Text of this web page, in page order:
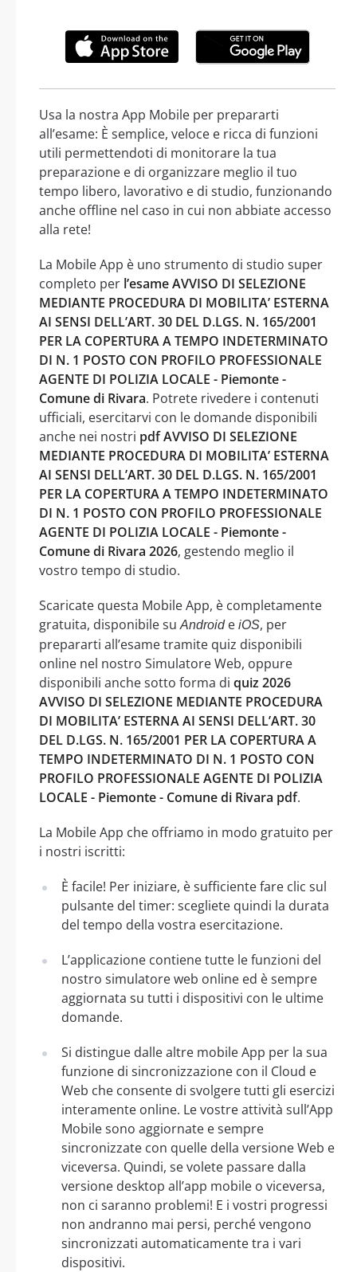
Usa la nostra App Mobile per prepararti
all’esame: È semplice, veloce e ricca di funzioni
utili permettendoti di monitorare la tua
preparazione e di organizzare meglio il tuo
tempo libero, lavorativo e di studio, funzionando
anche offline nel caso in cui non abbiate accesso
alla rete!
La Mobile App è uno strumento di studio super
completo per l’esame AVVISO DI SELEZIONE
MEDIANTE PROCEDURA DI MOBILITA’ ESTERNA
AI SENSI DELL’ART. 30 DEL D.LGS. N. 165/2001
PER LA COPERTURA A TEMPO INDETERMINATO
DI N. 1 POSTO CON PROFILO PROFESSIONALE
AGENTE DI POLIZIA LOCALE - Piemonte -
Comune di Rivara. Potrete rivedere i contenuti
ufficiali, esercitarvi con le domande disponibili
anche nei nostri pdf AVVISO DI SELEZIONE
MEDIANTE PROCEDURA DI MOBILITA’ ESTERNA
AI SENSI DELL’ART. 30 DEL D.LGS. N. 165/2001
PER LA COPERTURA A TEMPO INDETERMINATO
DI N. 1 POSTO CON PROFILO PROFESSIONALE
AGENTE DI POLIZIA LOCALE - Piemonte -
Comune di Rivara 2026, gestendo meglio il
vostro tempo di studio.
Scaricate questa Mobile App, è completamente
gratuita, disponibile suAndroide iOS, per
prepararti all’esame tramite quiz disponibili
online nel nostro Simulatore Web, oppure
disponibili anche sotto forma di quiz 2026
AVVISO DI SELEZIONE MEDIANTE PROCEDURA
DI MOBILITA’ ESTERNA AI SENSI DELL’ART. 30
DEL D.LGS. N. 165/2001 PER LA COPERTURA A
TEMPO INDETERMINATO DI N. 1 POSTO CON
PROFILO PROFESSIONALE AGENTE DI POLIZIA
LOCALE - Piemonte - Comune di Rivara pdf.
La Mobile App che offriamo in modo gratuito per
i nostri iscritti:
È facile! Per iniziare, è sufficiente fare clic sul
pulsante del timer: scegliete quindi la durata
del tempo della vostra esercitazione.
L’applicazione contiene tutte le funzioni del
nostro simulatore web online ed è sempre
aggiornata su tutti i dispositivi con le ultime
domande.
Si distingue dalle altre mobile App per la sua
funzione di sincronizzazione con il Cloud e
Web che consente di svolgere tutti gli esercizi
interamente online. Le vostre attività sull’App
Mobile sono aggiornate e sempre
sincronizzate con quelle della versione Web e
viceversa. Quindi, se volete passare dalla
versione desktop all’app mobile o viceversa,
non ci saranno problemi! E i vostri progressi
non andranno mai persi, perché vengono
sincronizzati automaticamente tra i vari
dispositivi.